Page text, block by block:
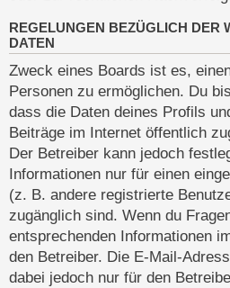
REGELUNGEN BEZÜGLICH DER
DATEN
Zweck eines Boards ist es,
Personen zu ermöglichen. Du
dass die Daten deines Profils
Beiträge im Internet öffentlich
Der Betreiber kann jedoch
Informationen nur für einen
(z. B. andere registrierte
zugänglich sind. Wenn du
entsprechenden Informationen
den Betreiber. Die E-Mail-
dabei jedoch nur für den